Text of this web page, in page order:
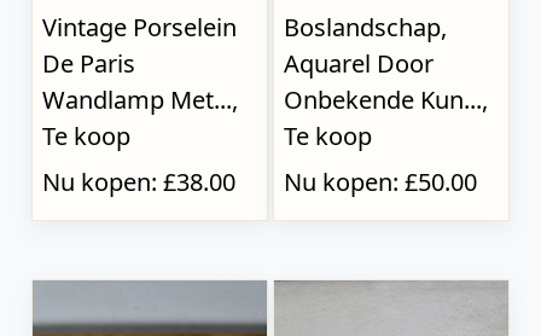
Vintage Porselein
De Paris
Wandlamp Met...,
Te koop
Nu kopen: £38.00
Boslandschap,
Aquarel Door
Onbekende Kun...,
Te koop
Nu kopen: £50.00